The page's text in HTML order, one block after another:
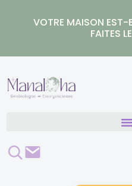
VOTRE MAISON EST-
FAITES
Rechercher
Contact